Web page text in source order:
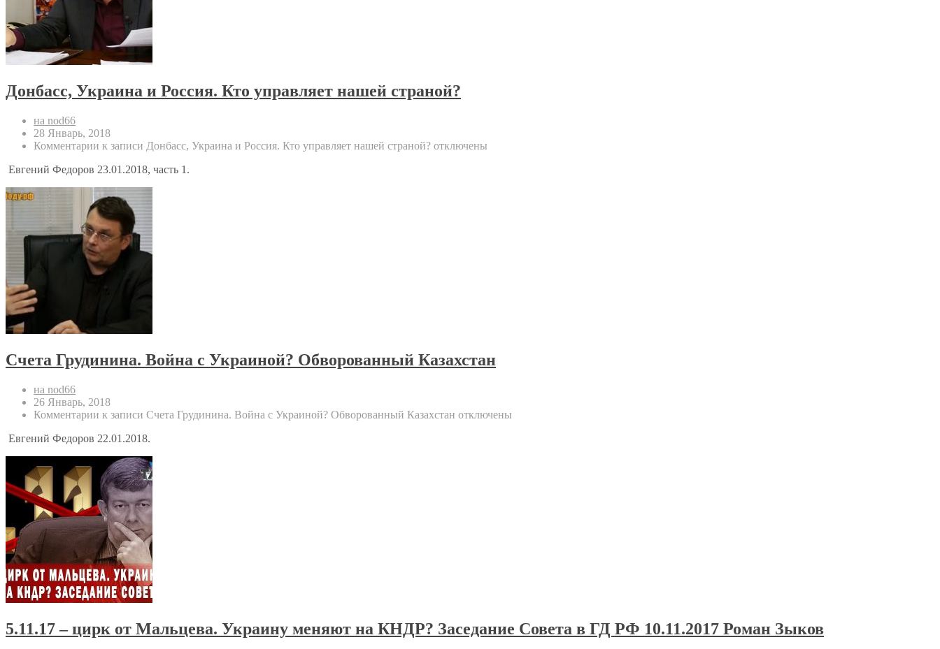
Донбасс, Украина и Россия. Кто управляет нашей страной?
на nod66
28 Январь, 2018
Комментарии к записи Донбасс, Украина и Россия. Кто управляет нашей страной? отключены
Евгений Федоров 23.01.2018, часть 1.
Счета Грудинина. Война с Украиной? Обворованный Казахстан
на nod66
26 Январь, 2018
Комментарии к записи Счета Грудинина. Война с Украиной? Обворованный Казахстан отключены
Евгений Федоров 22.01.2018.
5.11.17 – цирк от Мальцева. Украину меняют на КНДР? Заседание Совета в ГД РФ 10.11.2017 Роман Зыков